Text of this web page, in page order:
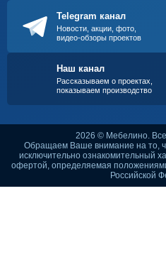
Telegram канал
Новости, акции, фото,
видео-обзоры проектов
Наш канал
Рассказываем о проектах,
показываем производство
2026 © Мебелино.
Обращаем Ваше внимание на то,
исключительно ознакомительный
офертой, определяемая
Российской